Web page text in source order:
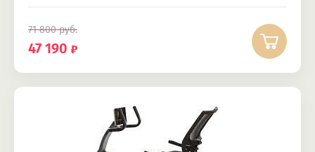
71 800руб.
47 190